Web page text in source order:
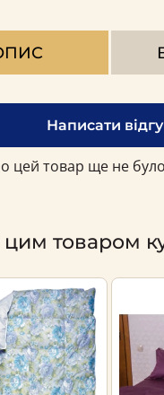
Написати
цей товар ще не
цим товаром